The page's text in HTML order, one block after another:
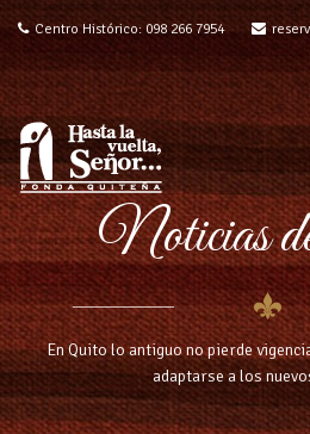
Centro Histórico: 098 266 7954
Noticias
En Quito lo antiguo no pierde
adaptarse a los